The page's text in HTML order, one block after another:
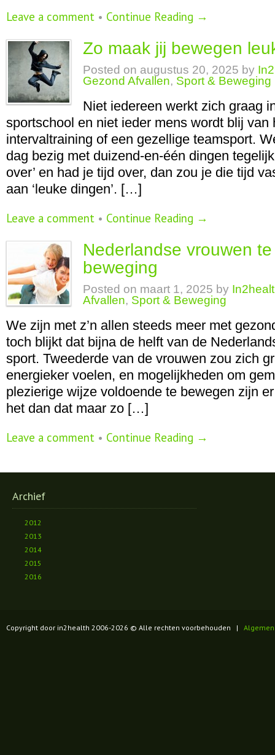
Leave a comment • Continue Reading →
Zo maak jij bewegen
Posted on augustus 20, 2025 by
Gezond Afvallen, Sport & Beweging
Niet iedereen werkt zich graag
sportschool en niet ieder mens wordt blij van
intervaltraining of een gezellige teamsport.
dag bezig met duizend-en-één dingen
over’ en had je tijd over, dan zou je die tijd
aan ‘leuke dingen’. […]
Leave a comment • Continue Reading →
Nederlandse vrouwen
beweging
Posted on maart 1, 2025 by
Afvallen, Sport & Beweging
We zijn met z’n allen steeds meer met
toch blijkt dat bijna de helft van de
sport. Tweederde van de vrouwen zou zich
energieker voelen, en mogelijkheden om
plezierige wijze voldoende te bewegen zijn
het dan dat maar zo […]
Leave a comment • Continue Reading →
Archief
2012
2013
2014
2015
2016
Copyright door in2health 2006-2026 © Alle rechten voorbehouden |